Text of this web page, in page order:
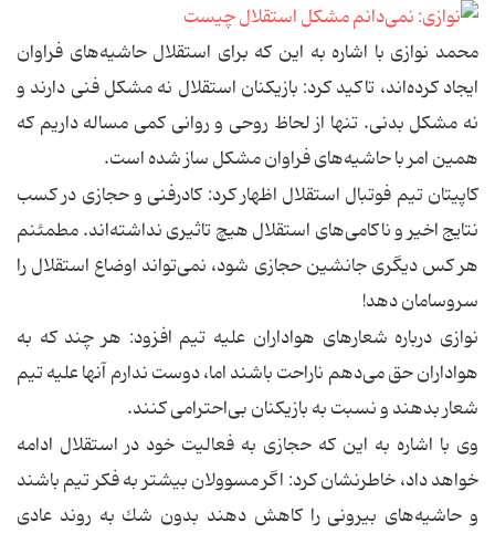
محمد نوازی با اشاره به این كه برای استقلال حاشیه‌های فراوان
ایجاد كرده‌اند، تاكید كرد: بازیكنان استقلال نه مشكل فنی دارند و
نه مشكل بدنی. تنها از لحاظ روحی و روانی كمی مساله داریم كه
همین امر با حاشیه‌های فراوان مشكل ساز شده است.
كاپیتان تیم فوتبال استقلال اظهار كرد: كادرفنی و حجازی در كسب
نتایج اخیر و ناكامی‌های استقلال هیچ تاثیری نداشته‌اند. مطمئنم
هر كس دیگری جانشین حجازی شود، نمی‌تواند اوضاع استقلال را
سروسامان دهد!
نوازی درباره‌ شعارهای هواداران علیه تیم افزود: هر چند كه به
هواداران حق می‌دهم ناراحت باشند اما، دوست ندارم آنها علیه تیم
شعار بدهند و نسبت به بازیكنان بی‌احترامی كنند.
وی با اشاره به این كه حجازی به فعالیت خود در استقلال ادامه
خواهد داد،‌ خاطرنشان کرد: اگر مسوولان بیشتر به فكر تیم باشند
و حاشیه‌های بیرونی را كاهش دهند بدون شك به روند عادی